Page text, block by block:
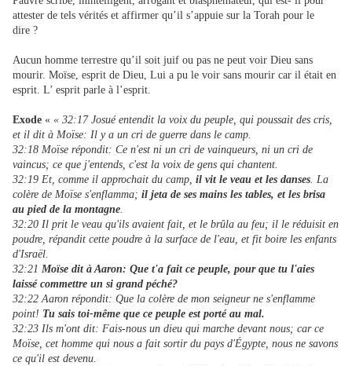
attester de tels vérités et affirmer qu’il s’appuie sur la Torah pour le
dire ?
Aucun homme terrestre qu’il soit juif ou pas ne peut voir Dieu sans
mourir. Moïse, esprit de Dieu, Lui a pu le voir sans mourir car il était en
esprit. L’ esprit parle à l’esprit.
Exode « « 32:17 Josué entendit la voix du peuple, qui poussait des cris,
et il dit à Moïse: Il y a un cri de guerre dans le camp.
32:18 Moïse répondit: Ce n'est ni un cri de vainqueurs, ni un cri de
vaincus; ce que j'entends, c'est la voix de gens qui chantent.
32:19 Et, comme il approchait du camp, il vit le veau et les danses. La
colère de Moïse s'enflamma; il jeta de ses mains les tables, et les brisa
au pied de la montagne.
32:20 Il prit le veau qu'ils avaient fait, et le brûla au feu; il le réduisit en
poudre, répandit cette poudre à la surface de l'eau, et fit boire les enfants
d'Israël.
32:21 Moïse dit à Aaron: Que t'a fait ce peuple, pour que tu l'aies
laissé commettre un si grand péché?
32:22 Aaron répondit: Que la colère de mon seigneur ne s'enflamme
point! Tu sais toi-même que ce peuple est porté au mal.
32:23 Ils m'ont dit: Fais-nous un dieu qui marche devant nous; car ce
Moïse, cet homme qui nous a fait sortir du pays d'Égypte, nous ne savons
ce qu'il est devenu.